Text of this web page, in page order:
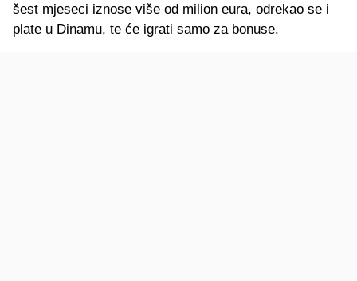
šest mjeseci iznose više od milion eura, odrekao se i
plate u Dinamu, te će igrati samo za bonuse.